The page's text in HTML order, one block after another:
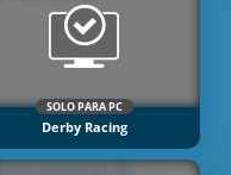
SOLO PARA PC
Derby Racing